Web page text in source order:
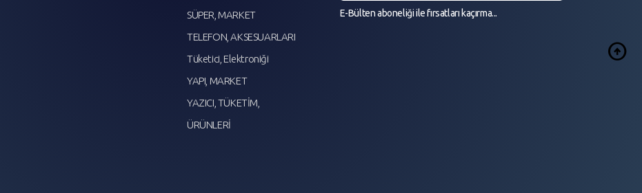
SÜPER, MARKET
TELEFON, AKSESUARLARI
Tüketici, Elektroniği
YAPI, MARKET
YAZICI, TÜKETİM,
ÜRÜNLERİ
E-Bülten aboneliği ile fırsatları kaçırma...
arrow_circle_up